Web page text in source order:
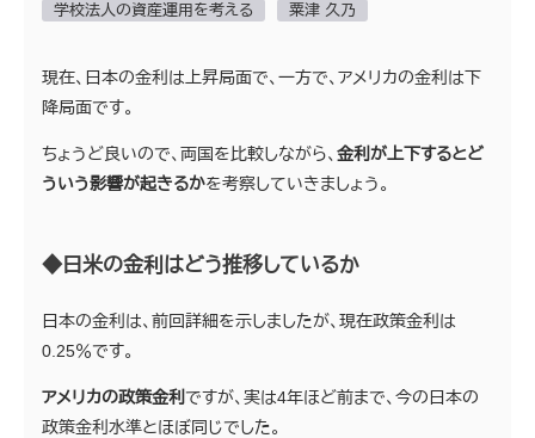
学校法人の資産運用を考える 粟津 久乃
現在、日本の金利は上昇局面で、一方で、アメリカの金利は下
降局面です。
ちょうど良いので、両国を比較しながら、 金利が上下するとど
ういう影響が起きるかを考察していきましょう。
◆日米の金利はどう推移しているか
日本の金利は、前回詳細を示しましたが、現在政策金利は
0.25％です。
アメリカの政策金利 ですが、実は4年ほど前まで、今の日本の
政策金利水準とほぼ同じでした。